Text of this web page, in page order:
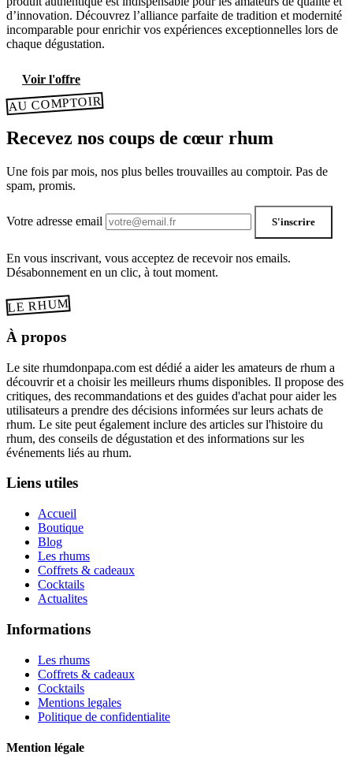
d’innovation. Découvrez l’alliance parfaite de tradition et modernité
incomparable pour enrichir vos expériences exceptionnelles lors de
chaque dégustation.
Voir l'offre
AU COMPTOIR
Recevez nos coups de cœur rhum
Une fois par mois, nos plus belles trouvailles au comptoir. Pas de
spam, promis.
Votre adresse email S'inscrire
En vous inscrivant, vous acceptez de recevoir nos emails.
Désabonnement en un clic, à tout moment.
LE RHUM
À propos
Le site rhumdonpapa.com est dédié a aider les amateurs de rhum a
découvrir et a choisir les meilleurs rhums disponibles. Il propose des
critiques, des recommandations et des guides d'achat pour aider les
utilisateurs a prendre des décisions informées sur leurs achats de
rhum. Le site peut également inclure des articles sur l'histoire du
rhum, des conseils de dégustation et des informations sur les
événements liés au rhum.
Liens utiles
Accueil
Boutique
Blog
Les rhums
Coffrets & cadeaux
Cocktails
Actualites
Informations
Les rhums
Coffrets & cadeaux
Cocktails
Mentions legales
Politique de confidentialite
Mention légale